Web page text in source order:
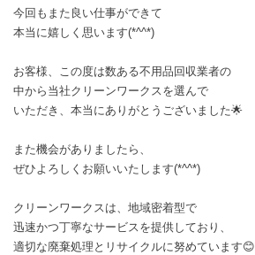
今回もまた良い仕事ができて
本当に嬉しく思います(*^^*)
お客様、この度は数ある不用品回収業者の
中から当社クリーンワークスを選んで
いただき、本当にありがとうございました🌟
また機会がありましたら、
ぜひよろしくお願いいたします(*^^*)
クリーンワークスは、地域密着型で
迅速かつ丁寧なサービスを提供しており、
適切な廃棄処理とリサイクルに努めています😊